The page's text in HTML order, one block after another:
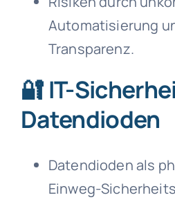
Automatisierung
Transparenz.
🔐 IT-
Datendioden
Datendioden als
Einweg-